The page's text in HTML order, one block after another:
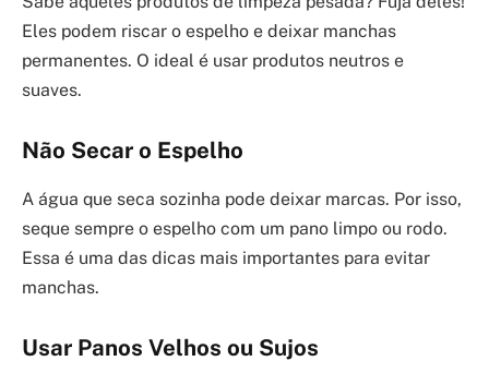
Eles podem riscar o espelho e deixar manchas
permanentes. O ideal é usar produtos neutros e
suaves.
Não Secar o Espelho
A água que seca sozinha pode deixar marcas. Por isso,
seque sempre o espelho com um pano limpo ou rodo.
Essa é uma das dicas mais importantes para evitar
manchas.
Usar Panos Velhos ou Sujos